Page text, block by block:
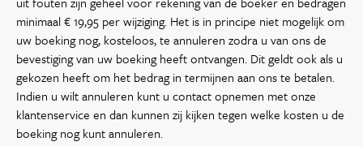
minimaal € 19,95 per wijziging. Het is in principe niet mogelijk om
uw boeking nog, kosteloos, te annuleren zodra u van ons de
bevestiging van uw boeking heeft ontvangen. Dit geldt ook als u
gekozen heeft om het bedrag in termijnen aan ons te betalen.
Indien u wilt annuleren kunt u contact opnemen met onze
klantenservice en dan kunnen zij kijken tegen welke kosten u de
boeking nog kunt annuleren.